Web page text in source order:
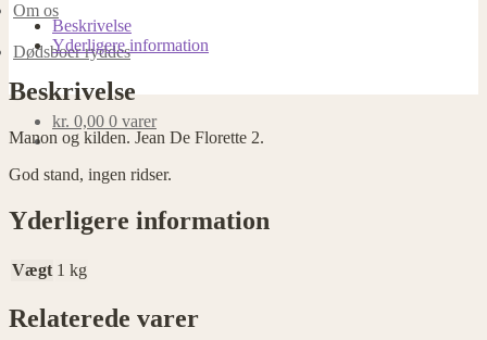
Om os
Dødsboer ryddes
kr. 0,00 0 varer
Beskrivelse
Yderligere information
Beskrivelse
Manon og kilden. Jean De Florette 2.
God stand, ingen ridser.
Yderligere information
Vægt 1 kg
Relaterede varer
Nødvendige
cookies
hjælper med at
hjemmeside
aktivere
grundlæggende
såsom side-
adgang til
sikre områder